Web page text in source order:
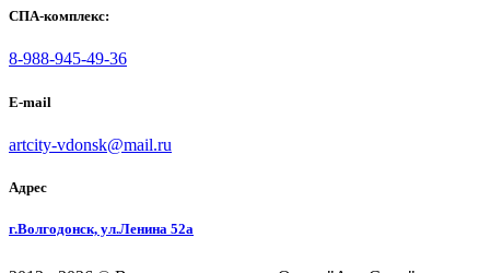
СПА-комплекс:
8-988-945-49-36
E-mail
artcity-vdonsk@mail.ru
Адрес
г.Волгодонск, ул.Ленина 52а